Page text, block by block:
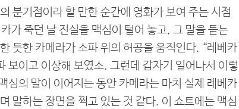
분기점이라 할 만한 순간에 영화가 보여 주는 시점
가 죽던 날 진실을 맥심이 털어 놓고, 그 말을 듣는
듯한 카메라가 소파 위의 허공을 움직인다. “레베카
보이고 이상해 보였소. 그런데 갑자기 일어나서 이렇
의 말이 이어지는 동안 카메라는 마치 실제 레베카
말하는 장면을 찍고 있는 것 같다. 이 쇼트에는 맥심